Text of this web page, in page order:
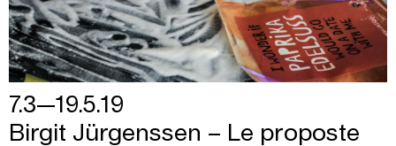
7.3—19.5.19
Birgit Jürgenssen – Le proposte